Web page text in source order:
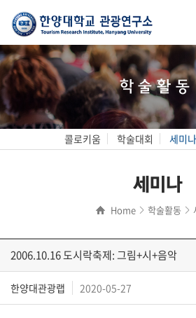
학술활동
콜로키움 학술대회 세미나
세미나
Home 학술활동
2006.10.16 도시락축제: 그림+시+음악
한양대관광랩 2020-05-27